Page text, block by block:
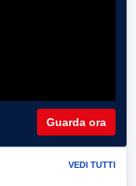
Guarda ora
VEDI TUTTI